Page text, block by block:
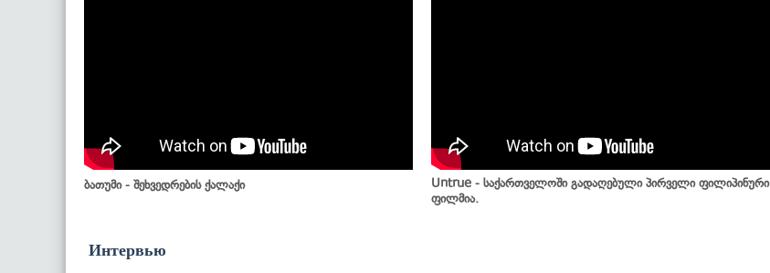
ბათუმი - შეხვედრების ქალაქი
Untrue - საქართველოში გადაღებული პირველი ფილიპინური
ფილმია.
Интервью